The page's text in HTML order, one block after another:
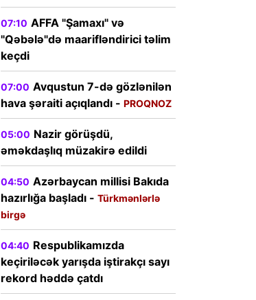
07:10 AFFA "Şamaxı" və
"Qəbələ"də maarifləndirici təlim
keçdi
07:00 Avqustun 7-də gözlənilən
hava şəraiti açıqlandı - PROQNOZ
05:00 Nazir görüşdü,
əməkdaşlıq müzakirə edildi
04:50 Azərbaycan millisi Bakıda
hazırlığa başladı - Türkmənlərlə
birgə
04:40 Respublikamızda
keçiriləcək yarışda iştirakçı sayı
rekord həddə çatdı